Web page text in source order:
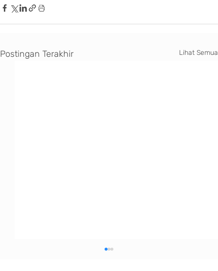
Postingan Terakhir Lihat Semua